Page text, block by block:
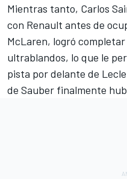
Mientras tanto, Carlos
con Renault antes de
McLaren, logró
ultrablandos, lo que le
pista por delante de
de Sauber finalmente